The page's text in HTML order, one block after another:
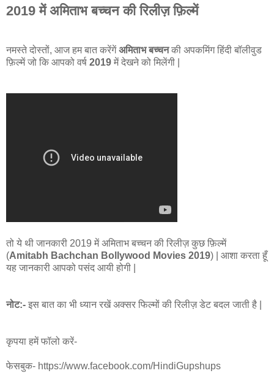
2019 में अमिताभ बच्चन की रिलीज़ फ़िल्में
नमस्ते दोस्तों, आज हम बात करेंगेंअमिताभ बच्चनकी अपकमिंग हिंदी बॉलीवुड
फ़िल्में जो कि आपको वर्ष 2019 में देखने को मिलेंगी |
तो ये थी जानकारी 2019 में अमिताभ बच्चन की रिलीज़ कुछ फ़िल्में
(Amitabh Bachchan Bollywood Movies 2019) | आशा करता हूँ
यह जानकारी आपको पसंद आयी होगी |
नोट:- इस बात का भी ध्यान रखें अक्सर फिल्मों की रिलीज़ डेट बदल जाती है |
कृपया हमें फॉलो करें-
फेसबुक- https://www.facebook.com/HindiGupshups